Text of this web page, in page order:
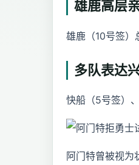
雄鹿高层
雄鹿（10号签）
多队表达
快船（5号签）
阿门特曾被视为